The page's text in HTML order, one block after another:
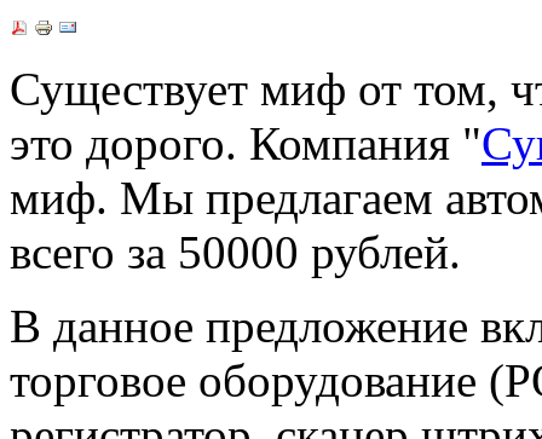
Существует миф от том,
это дорого. Компания "
миф. Мы предлагаем
всего за 50000 рублей.
В данное предложение
торговое оборудование